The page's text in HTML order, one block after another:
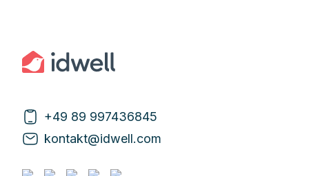
+49 89 997436845
kontakt@idwell.com